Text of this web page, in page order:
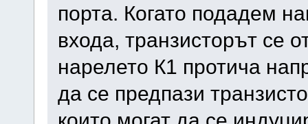
порта. Когато подадем
входа, транзисторът се
нарелето К1 протича
да се предпази